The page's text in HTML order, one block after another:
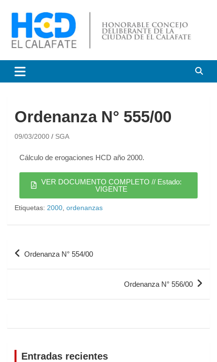
Honorable Concejo
Deliberante de El Calafate
Ordenanza N° 555/00
09/03/2000 SGA
Cálculo de erogaciones HCD año 2000.
VER DOCUMENTO COMPLETO // Estado:
VIGENTE
Etiquetas: 2000 ordenanzas
Ordenanza N° 554/00
Ordenanza N° 556/00
Entradas recientes